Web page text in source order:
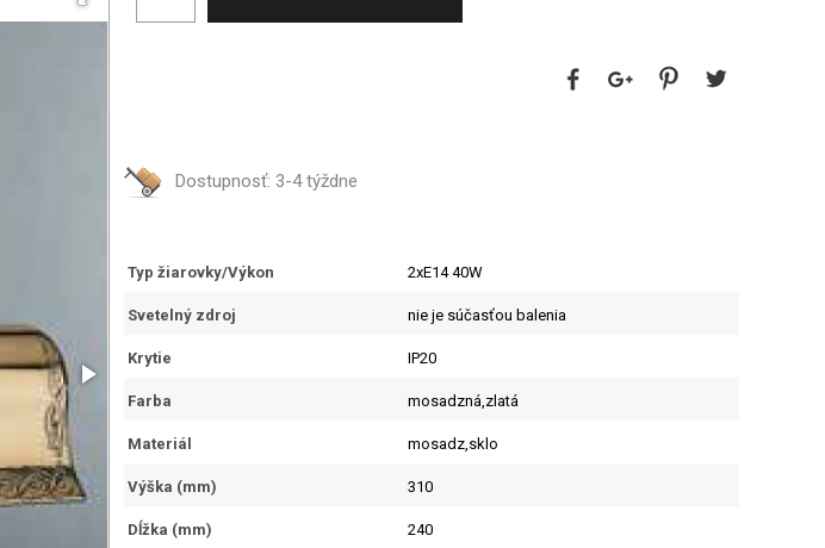
Dostupnosť: 3-4 týždne
Typ žiarovky/Výkon 2xE14 40W
Svetelný zdroj nie je súčasťou balenia
Krytie IP20
Farba mosadzná,zlatá
Materiál mosadz,sklo
Výška (mm) 310
Dĺžka (mm) 240